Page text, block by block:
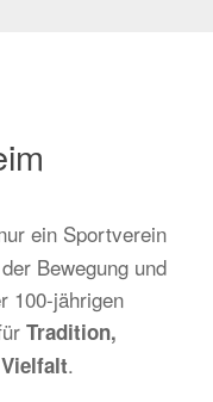
ein Sportverein
Bewegung und
100-jährigen
Tradition,
.